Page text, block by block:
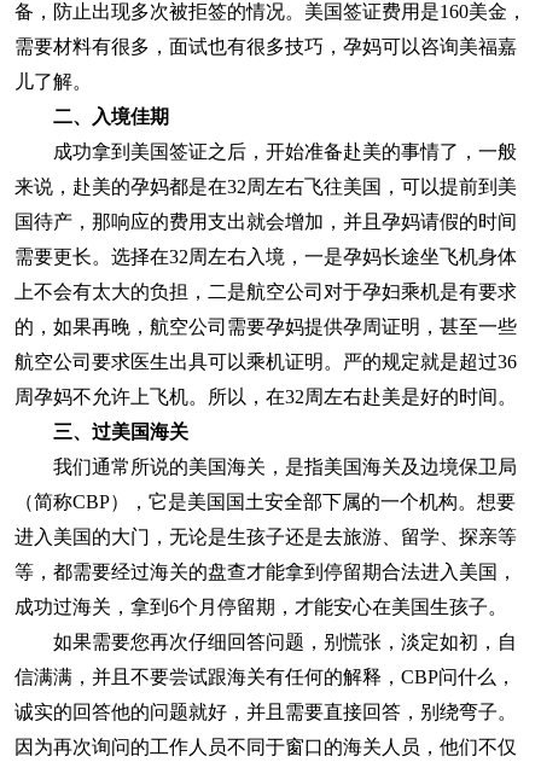
备，防止出现多次被拒签的情况。美国签证费用是160美金，
需要材料有很多，面试也有很多技巧，孕妈可以咨询美福嘉
儿了解。
二、入境佳期
成功拿到美国签证之后，开始准备赴美的事情了，一般
来说，赴美的孕妈都是在32周左右飞往美国，可以提前到美
国待产，那响应的费用支出就会增加，并且孕妈请假的时间
需要更长。选择在32周左右入境，一是孕妈长途坐飞机身体
上不会有太大的负担，二是航空公司对于孕妇乘机是有要求
的，如果再晚，航空公司需要孕妈提供孕周证明，甚至一些
航空公司要求医生出具可以乘机证明。严的规定就是超过36
周孕妈不允许上飞机。所以，在32周左右赴美是好的时间。
三、过美国海关
我们通常所说的美国海关，是指美国海关及边境保卫局
（简称CBP），它是美国国土安全部下属的一个机构。想要
进入美国的大门，无论是生孩子还是去旅游、留学、探亲等
等，都需要经过海关的盘查​才能拿到停留期合法进入美国，
成功过海关，拿到6个月停留期，才能安心在美国生孩子。
如果需要您再次仔细回答问题，别慌张，淡定如初，自
信满满，并且不要尝试跟海关有任何的解释，CBP问什么，
诚实的回答他的问题就好，并且需要直接回答，别绕弯子。
因为再次询问的工作人员不同于窗口的海关人员，他们不仅